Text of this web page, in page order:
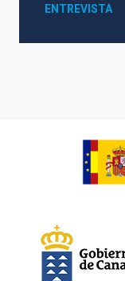
ENTREVISTA